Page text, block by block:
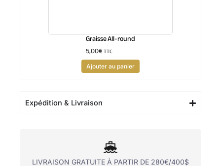
Graisse All-round
5,00€TTC
Ajouter au panier
Expédition & Livraison
LIVRAISON GRATUITE À PARTIR DE 280€/400$